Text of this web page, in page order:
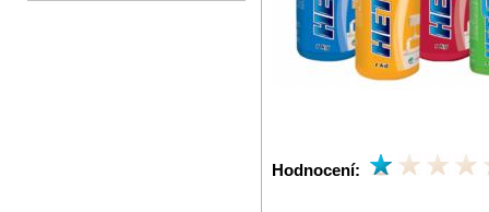
Hodnocení: